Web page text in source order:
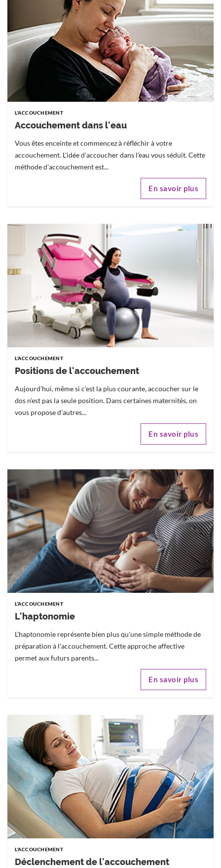
L'ACCOUCHEMENT
Accouchement dans l'eau
Vous êtes enceinte et commencez à réfléchir à votre
accouchement. L'idée d'accoucher dans l'eau vous séduit. Cette
méthode d'accouchement est...
En savoir plus
L'ACCOUCHEMENT
Positions de l'accouchement
Aujourd'hui, même si c'est la plus courante, accoucher sur le
dos n'est pas la seule position. Dans certaines maternités, on
vous propose d'autres...
En savoir plus
L'ACCOUCHEMENT
L'haptonomie
L'haptonomie représente bien plus qu'une simple méthode de
préparation à l'accouchement. Cette approche affective
permet aux futurs parents...
En savoir plus
L'ACCOUCHEMENT
Déclenchement de l'accouchement